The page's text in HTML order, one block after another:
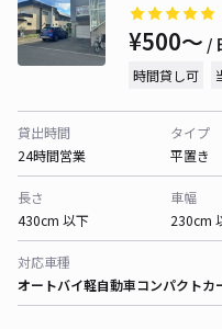
¥500〜 /
時間貸し可
貸出時間
24時間営業
タイプ
平置き
長さ
430cm 以下
車幅
230cm
対応車種
オートバイ軽自動車コンパクトカ